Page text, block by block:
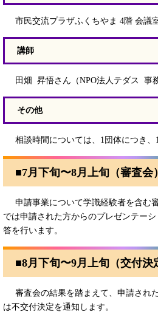
市民交流プラザふくちやま 4階 会議
講師
田畑 昇悟さん（NPO法人テダス 事務
その他
相談時間については、1団体につき、1
■7月下旬〜8月上旬（審査会）
申請事業について学識経験者を含む
では申請された方からのプレゼンテー
答を行います。
■8月下旬〜9月上旬（交付決
審査会の結果を踏まえて、申請され
は不交付決定を通知します。